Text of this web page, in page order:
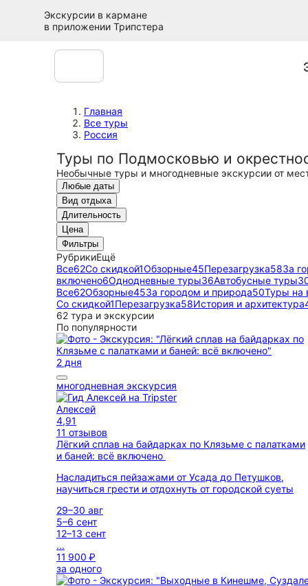
Экскурсии в кармане
в приложении Трипстера
Главная
Все туры
Россия
Туры по Подмосковью и
Необычные туры и многодневные экскурсии от
Любые даты
Вид отдыха
Длительность
Цена
Фильтры
РубрикиЕщё
Все62Со скидкой1Обзорные45Перезагрузка58За
включено6Однодневные туры36Автобусные туры
Все62Обзорные45За городом и природа50Туры на
Со скидкой1Перезагрузка58История и архитектура
62 тура и экскурсии
По популярности
2 дня
многодневная экскурсия
Алексей
4,91
11 отзывов
Лёгкий сплав на байдарках по Клязьме с палатками
и баней: всё включено
Насладиться пейзажами от Усада до Петушков,
научиться грести и отдохнуть от городской суеты
29–30 авг
5–6 сент
12–13 сент
...
11 900 ₽
за одного